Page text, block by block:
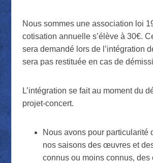
Nous sommes une association loi
cotisation annuelle s’élève à 30€.
sera demandé lors de l’intégration
sera pas restituée en cas de
L’intégration se fait au moment du
projet-concert.
Nous avons pour particularité
nos saisons des œuvres et
connus ou moins connus, des